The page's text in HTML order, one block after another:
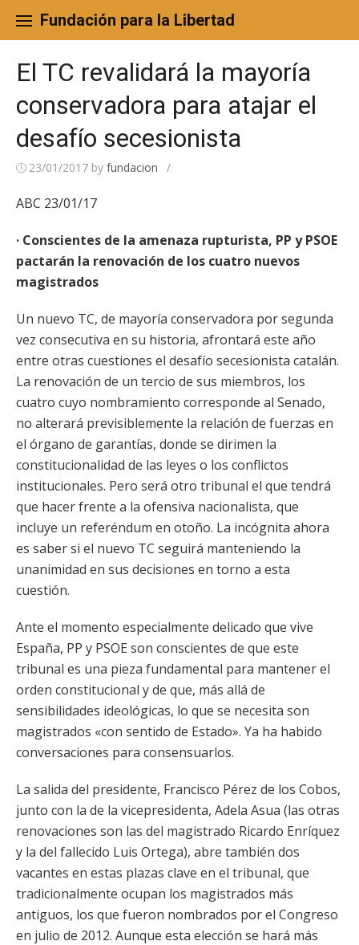
content
Fundación para la Libertad
El TC revalidará la mayoría
conservadora para atajar el
desafío secesionista
23/01/2017 by fundacion /
ABC 23/01/17
· Conscientes de la amenaza rupturista, PP y PSOE
pactarán la renovación de los cuatro nuevos
magistrados
Un nuevo TC, de mayoría conservadora por segunda
vez consecutiva en su historia, afrontará este año
entre otras cuestiones el desafío secesionista catalán.
La renovación de un tercio de sus miembros, los
cuatro cuyo nombramiento corresponde al Senado,
no alterará previsiblemente la relación de fuerzas en
el órgano de garantías, donde se dirimen la
constitucionalidad de las leyes o los conflictos
institucionales. Pero será otro tribunal el que tendrá
que hacer frente a la ofensiva nacionalista, que
incluye un referéndum en otoño. La incógnita ahora
es saber si el nuevo TC seguirá manteniendo la
unanimidad en sus decisiones en torno a esta
cuestión.
Ante el momento especialmente delicado que vive
España, PP y PSOE son conscientes de que este
tribunal es una pieza fundamental para mantener el
orden constitucional y de que, más allá de
sensibilidades ideológicas, lo que se necesita son
magistrados «con sentido de Estado». Ya ha habido
conversaciones para consensuarlos.
La salida del presidente, Francisco Pérez de los Cobos,
junto con la de la vicepresidenta, Adela Asua (las otras
renovaciones son las del magistrado Ricardo Enríquez
y la del fallecido Luis Ortega), abre también dos
vacantes en estas plazas clave en el tribunal, que
tradicionalmente ocupan los magistrados más
antiguos, los que fueron nombrados por el Congreso
en julio de 2012. Aunque esta elección se hará más